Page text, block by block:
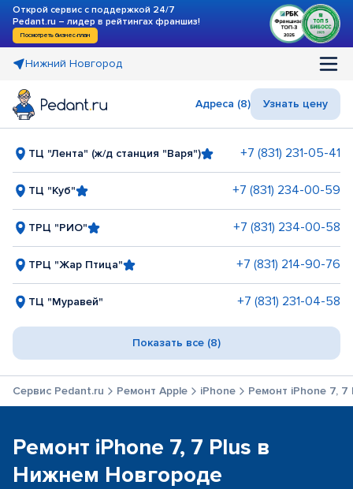
Открой сервис с поддержкой 24/7
Pedant.ru – лидер в рейтингах франшиз!
Посмотреть бизнес-план
Нижний Новгород
Адреса (8) Узнать цену
ТЦ "Лента" (ж/д станция "Варя") +7 (831) 231-05-41
ТЦ "Куб" +7 (831) 234-00-59
ТРЦ "РИО" +7 (831) 234-00-58
ТРЦ "Жар Птица" +7 (831) 214-90-76
ТЦ "Муравей" +7 (831) 231-04-58
Показать все (8)
Сервис Pedant.ru Ремонт Apple iPhone Ремонт iPhone 7, 7
Ремонт iPhone 7, 7 Plus в
Нижнем Новгороде